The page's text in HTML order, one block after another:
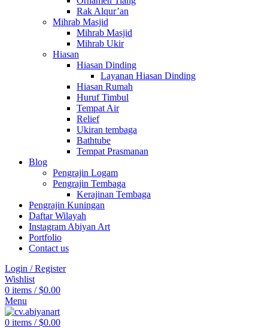
Rak Alqur’an
Mihrab Masjid
Mihrab Masjid
Mihrab Ukir
Hiasan
Hiasan Dinding
Layanan Hiasan Dinding
Hiasan Rumah
Huruf Timbul
Tempat Air
Relief
Ukiran tembaga
Bathtube
Tempat Prasmanan
Blog
Pengrajin Logam
Pengrajin Tembaga
Kerajinan Tembaga
Pengrajin Kuningan
Daftar Wilayah
Instagram Abiyan Art
Portfolio
Contact us
Login / Register
Wishlist
0 items / $0.00
Menu
0 items / $0.00